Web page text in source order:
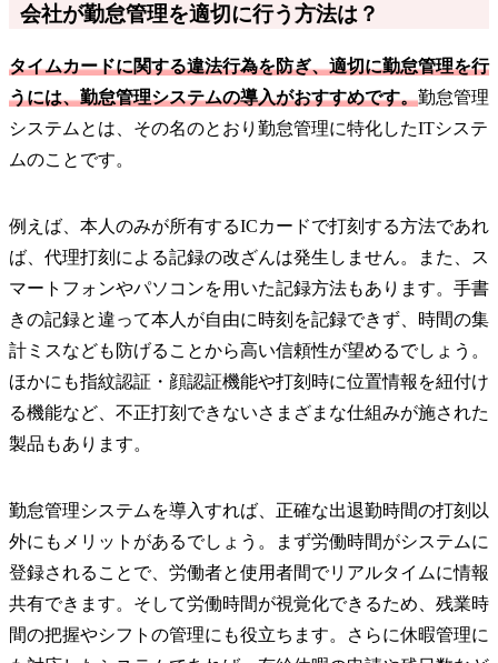
会社が勤怠管理を適切に行う方法は？
タイムカードに関する違法行為を防ぎ、適切に勤怠管理を行
うには、勤怠管理システムの導入がおすすめです。勤怠管理
システムとは、その名のとおり勤怠管理に特化したITシステ
ムのことです。
例えば、本人のみが所有するICカードで打刻する方法であれ
ば、代理打刻による記録の改ざんは発生しません。また、ス
マートフォンやパソコンを用いた記録方法もあります。手書
きの記録と違って本人が自由に時刻を記録できず、時間の集
計ミスなども防げることから高い信頼性が望めるでしょう。
ほかにも指紋認証・顔認証機能や打刻時に位置情報を紐付け
る機能など、不正打刻できないさまざまな仕組みが施された
製品もあります。
勤怠管理システムを導入すれば、正確な出退勤時間の打刻以
外にもメリットがあるでしょう。まず労働時間がシステムに
登録されることで、労働者と使用者間でリアルタイムに情報
共有できます。そして労働時間が視覚化できるため、残業時
間の把握やシフトの管理にも役立ちます。さらに休暇管理に